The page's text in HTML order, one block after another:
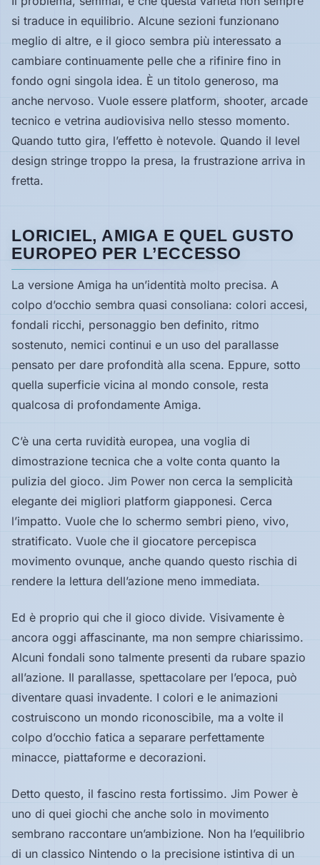
si traduce in equilibrio. Alcune sezioni funzionano
meglio di altre, e il gioco sembra più interessato a
cambiare continuamente pelle che a rifinire fino in
fondo ogni singola idea. È un titolo generoso, ma
anche nervoso. Vuole essere platform, shooter, arcade
tecnico e vetrina audiovisiva nello stesso momento.
Quando tutto gira, l’effetto è notevole. Quando il level
design stringe troppo la presa, la frustrazione arriva in
fretta.
LORICIEL, AMIGA E QUEL GUSTO
EUROPEO PER L’ECCESSO
La versione Amiga ha un’identità molto precisa. A
colpo d’occhio sembra quasi consoliana: colori accesi,
fondali ricchi, personaggio ben definito, ritmo
sostenuto, nemici continui e un uso del parallasse
pensato per dare profondità alla scena. Eppure, sotto
quella superficie vicina al mondo console, resta
qualcosa di profondamente Amiga.
C’è una certa ruvidità europea, una voglia di
dimostrazione tecnica che a volte conta quanto la
pulizia del gioco. Jim Power non cerca la semplicità
elegante dei migliori platform giapponesi. Cerca
l’impatto. Vuole che lo schermo sembri pieno, vivo,
stratificato. Vuole che il giocatore percepisca
movimento ovunque, anche quando questo rischia di
rendere la lettura dell’azione meno immediata.
Ed è proprio qui che il gioco divide. Visivamente è
ancora oggi affascinante, ma non sempre chiarissimo.
Alcuni fondali sono talmente presenti da rubare spazio
all’azione. Il parallasse, spettacolare per l’epoca, può
diventare quasi invadente. I colori e le animazioni
costruiscono un mondo riconoscibile, ma a volte il
colpo d’occhio fatica a separare perfettamente
minacce, piattaforme e decorazioni.
Detto questo, il fascino resta fortissimo. Jim Power è
uno di quei giochi che anche solo in movimento
sembrano raccontare un’ambizione. Non ha l’equilibrio
di un classico Nintendo o la precisione istintiva di un